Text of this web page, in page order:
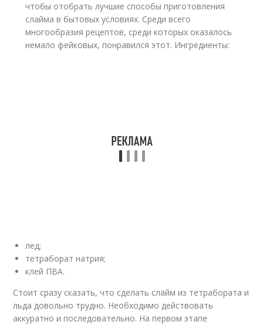
чтобы отобрать лучшие способы приготовления
слайма в бытовых условиях. Среди всего
многообразия рецептов, среди которых оказалось
немало фейковых, понравился этот. Ингредиенты:
лед;
тетраборат натрия;
клей ПВА.
Стоит сразу сказать, что сделать слайм из тетрабората и
льда довольно трудно. Необходимо действовать
аккуратно и последовательно. На первом этапе